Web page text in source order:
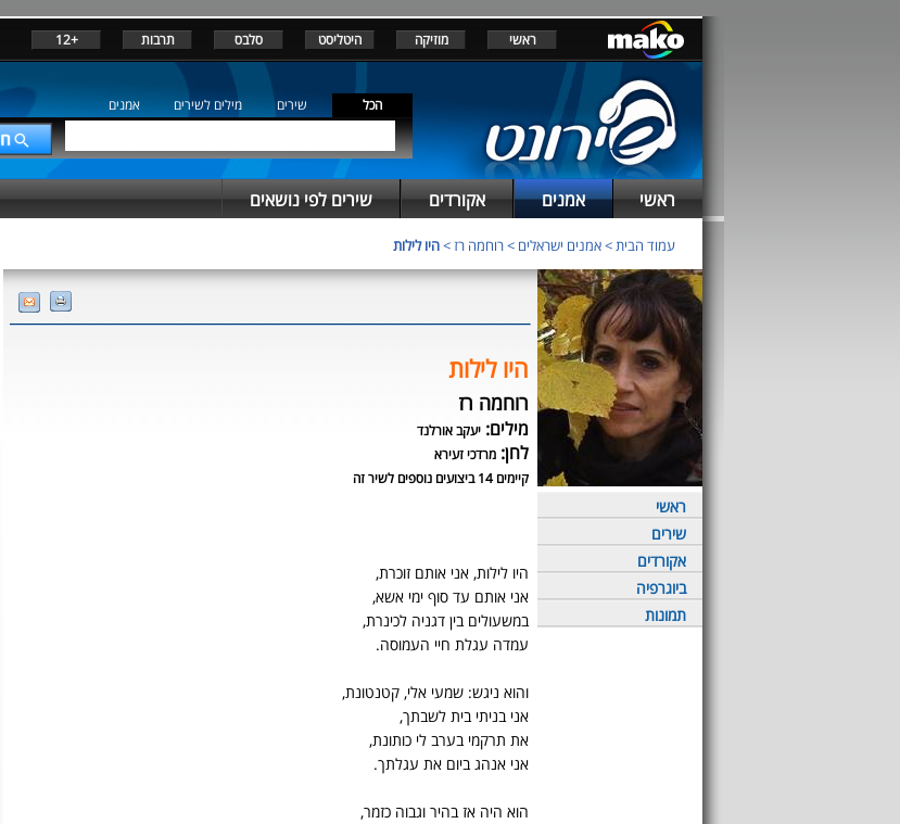
ראשי מוזיקה היטליסט סלבס תרבות +12
הכל שירים מילים לשירים אמנים
ראשי אמנים אקורדים שירים לפי נושאים
עמוד הבית>אמנים ישראלים >רוחמה רז>היו לילות
ראשי
שירים
אקורדים
ביוגרפיה
תמונות
היו לילות
רוחמה רז
מילים: יעקב אורלנד
לחן: מרדכי זעירא
קיימים 14 ביצועים נוספים לשיר זה
היו לילות, אני אותם זוכרת,
אני אותם עד סוף ימי אשא,
במשעולים בין דגניה לכינרת,
עמדה עגלת חיי העמוסה.
והוא ניגש: שמעי אלי, קטנטונת,
אני בניתי בית לשבתך,
את תרקמי בערב לי כותונת,
אני אנהג ביום את עגלתך.
הוא היה אז בהיר וגבוה כזמר,